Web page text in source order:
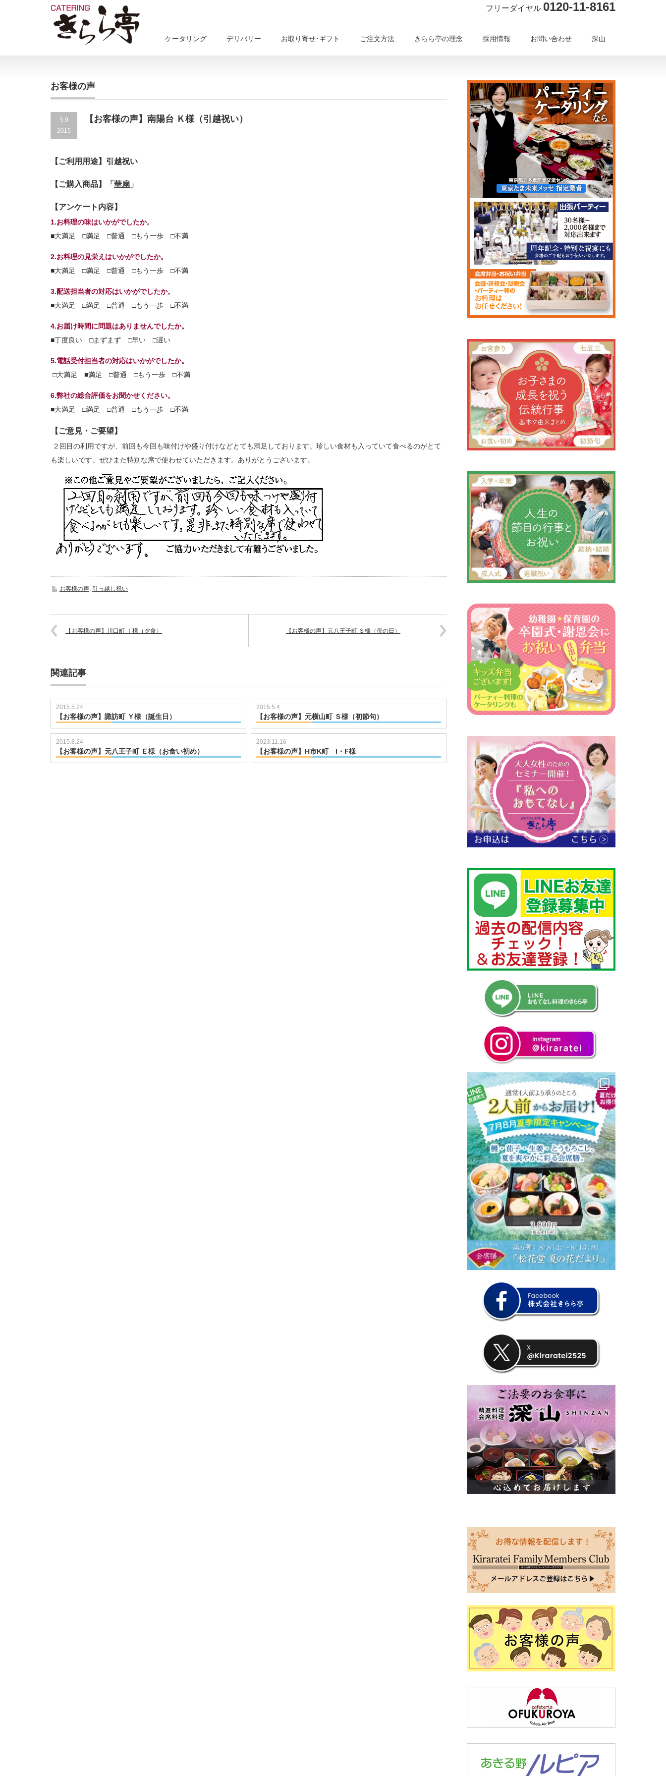
フリーダイヤル 0120-11-8161
ケータリング デリバリー お取り寄せ･ギフト ご注文方法 きらら亭の理念 採用情報 お問い合わせ 深山
お客様の声
5.9
2015
【お客様の声】南陽台 Ｋ様（引越祝い）
【ご利用用途】引越祝い
【ご購入商品】「 華扇 」
【アンケート内容】
1.お料理の味はいかがでしたか。
■大満足 □満足 □普通 □もう一歩 □不満
2.お料理の見栄えはいかがでしたか。
■大満足 □満足 □普通 □もう一歩 □不満
3.配送担当者の対応はいかがでしたか。
■大満足 □満足 □普通 □もう一歩 □不満
4.お届け時間に問題はありませんでしたか。
■丁度良い □まずまず □早い □遅い
5.電話受付担当者の対応はいかがでしたか。
□大満足 ■満足 □普通 □もう一歩 □不満
6.弊社の総合評価をお聞かせください。
■大満足 □満足 □普通 □もう一歩 □不満
【ご意見・ご要望】
２回目の利用ですが、前回も今回も味付けや盛り付けなどとても満足しております。珍しい食材も入っていて食べるのがとて
も楽しいです。ぜひまた特別な席で使わせていただきます。ありがとうございます。
お客様の声, 引っ越し祝い
【お客様の声】川口町 Ｉ様（夕食） 【お客様の声】元八王子町 Ｓ様（母の日）
関連記事
2015.5.24
【お客様の声】諏訪町 Ｙ様（誕生日）
2015.5.4
【お客様の声】元横山町 Ｓ様（初節句）
2015.8.24
【お客様の声】元八王子町 Ｅ様（お食い初め）
2023.11.16
【お客様の声】H市K町 I・F様